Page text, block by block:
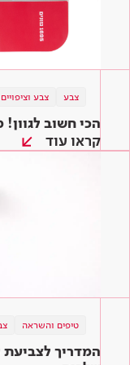
צבע צבע וציפויים
הכי חשוב
קראו עוד
טיפים והשראה